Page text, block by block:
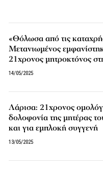
«Θόλωσα από τις
Μετανιωμένος
21χρονος μητροκτόνος
14/05/2025
Λάρισα: 21χρονος
δολοφονία της μητέρας
και για εμπλοκή συγγενή
13/05/2025